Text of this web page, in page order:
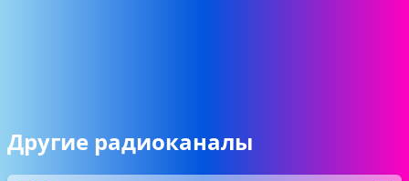
Другие радиоканалы